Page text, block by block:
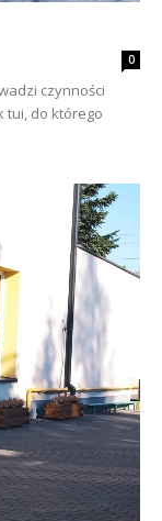
0
czynności
tui, do którego